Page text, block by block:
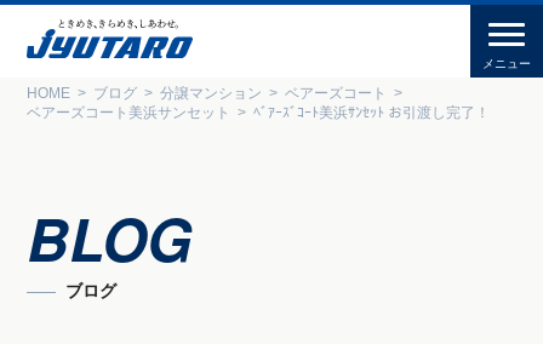
HOME ブログ 分譲マンション
ベアーズコート
ベアーズコート美浜サンセット
ﾍﾞｱｰｽﾞｺｰﾄ美浜ｻﾝｾｯﾄ お引渡し完了！
BLOG
ブログ